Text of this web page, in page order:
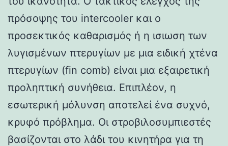
πρόσοψης του intercooler και ο
προσεκτικός καθαρισμός ή η ισιωση των
λυγισμένων πτερυγίων με μια ειδική χτένα
πτερυγίων (fin comb) είναι μια εξαιρετική
προληπτική συνήθεια. Επιπλέον, η
εσωτερική μόλυνση αποτελεί ένα συχνό,
κρυφό πρόβλημα. Οι στροβιλοσυμπιεστές
βασίζονται στο λάδι του κινητήρα για τη